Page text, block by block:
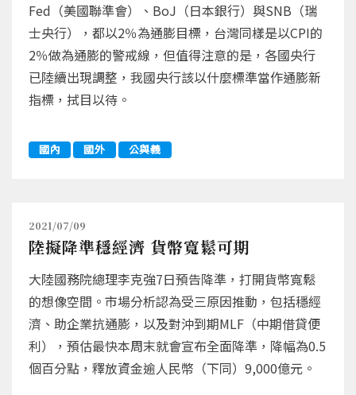
Fed（美國聯準會）、BoJ（日本銀行）與SNB（瑞
士央行），都以2％為通膨目標，台灣同樣是以CPI的
2％做為通膨的警戒線，但值得注意的是，各國央行
已陸續出現調整，我國央行該以什麼標準當作通膨新
指標，拭目以待。
國內 國外 公與義
2021/07/09
陸擬降準穩經濟 貨幣寬鬆可期
大陸國務院總理李克強7日預告降準，打開貨幣寬鬆
的想像空間。市場分析認為受三原因推動，包括穩經
濟、助企業抗通膨，以及對沖到期MLF（中期借貸便
利），預估最快本周末就會宣布全面降準，降幅為0.5
個百分點，釋放資金逾人民幣（下同）9,000億元。